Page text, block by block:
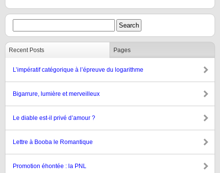
Recent Posts Pages
L’impératif catégorique à l’épreuve du logarithme
Bigarrure, lumière et merveilleux
Le diable est-il privé d’amour ?
Lettre à Booba le Romantique
Promotion éhontée : la PNL